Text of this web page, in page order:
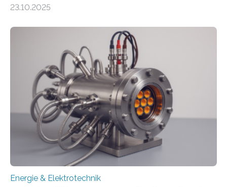
ermöglichen. Doch der dafür nötige Netzausbau hinkt
einem „Anschlussstau“. Die Stiftung
Umweltenergierecht hat den Rechtsrahmen in einem
neuen Bericht für die Praxis eingeordnet – inklusive der
Rolle von flexiblen Netzanschlussvereinbarungen. Der
Netzanschluss von Erneuerbare-Energien-Anlagen
(EE-Anlagen) ist entscheidend für die Energiewende.
Denn ohne Anschluss an das Netz kann kein Strom
eingespeist werden. Nach dem Erneuerbare-Energien-
Gesetz (EEG) sind Netzbetreiber…
23.10.2025
Energie & Elektrotechnik